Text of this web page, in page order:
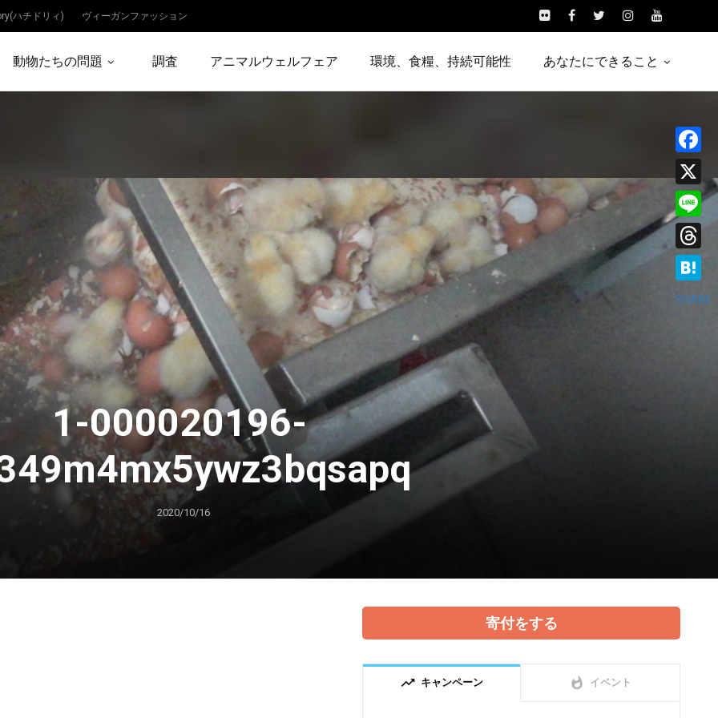
動物たちの問題 調査 アニマルウェルフェア 環境、食糧、持続可能性 あなたにできること
ハチドリィ) ヴィーガンファッション
1-000020196-
2020/10/16
寄付をする
trending_up キャンペーン whatshot イベント
X
Line
Threads
Hatena
SHARE